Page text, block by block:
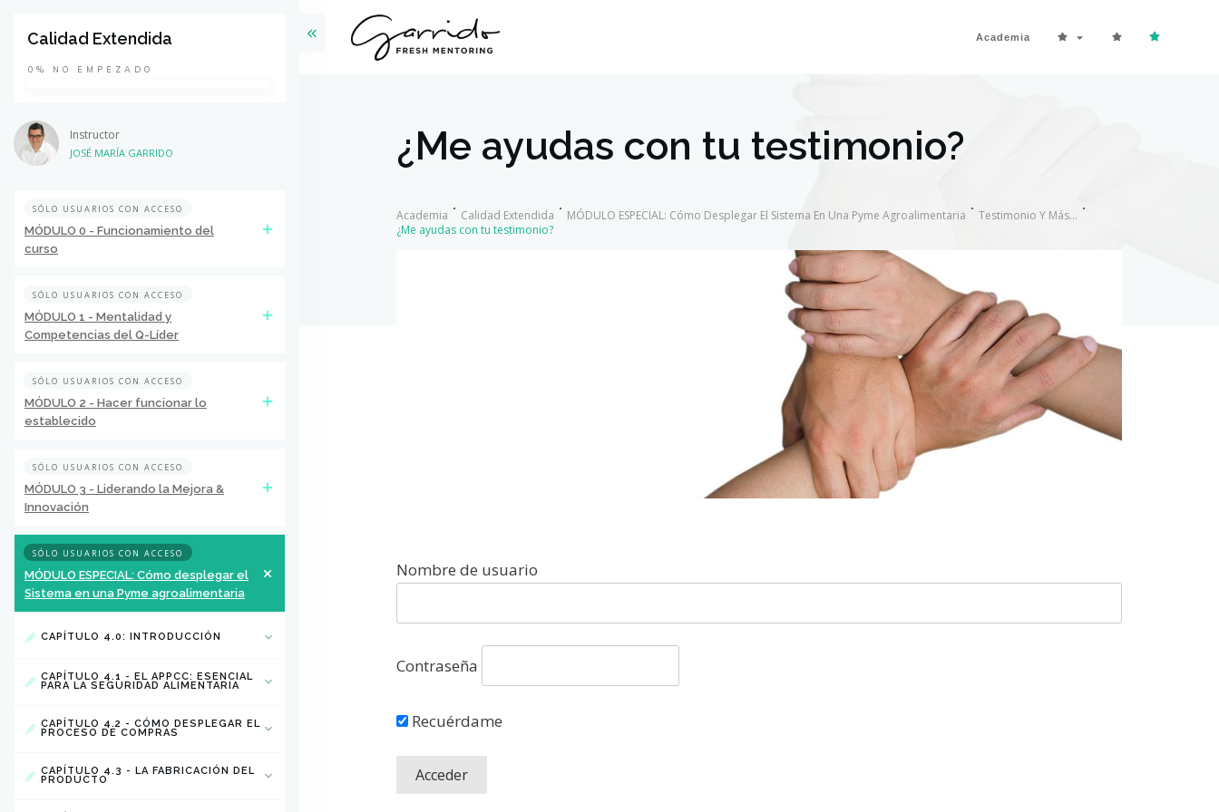
Academia
¿Me ayudas con tu testimonio?
Academia Calidad Extendida MÓDULO ESPECIAL: Cómo Desplegar El Sistema En Una Pyme Agroalimentaria
Testimonio Y Más…
¿Me ayudas con tu testimonio?
Nombre de usuario
Contraseña
Recuérdame
Calidad Extendida
0% NO EMPEZADO
Instructor
JOSÉ MARÍA GARRIDO
SÓLO USUARIOS CON ACCESO
MÓDULO 0 - Funcionamiento del
curso
SÓLO USUARIOS CON ACCESO
MÓDULO 1 - Mentalidad y
Competencias del Q-Líder
SÓLO USUARIOS CON ACCESO
MÓDULO 2 - Hacer funcionar lo
establecido
SÓLO USUARIOS CON ACCESO
MÓDULO 3 - Liderando la Mejora &
Innovación
SÓLO USUARIOS CON ACCESO
MÓDULO ESPECIAL: Cómo desplegar el
Sistema en una Pyme agroalimentaria
CAPÍTULO 4.0: INTRODUCCIÓN
CAPÍTULO 4.1 - EL APPCC: ESENCIAL
PARA LA SEGURIDAD ALIMENTARIA
CAPÍTULO 4.2 - CÓMO DESPLEGAR EL
PROCESO DE COMPRAS
CAPÍTULO 4.3 - LA FABRICACIÓN DEL
PRODUCTO